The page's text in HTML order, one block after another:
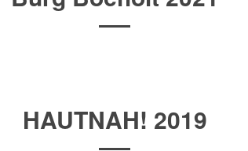
HAUTNAH! 2019